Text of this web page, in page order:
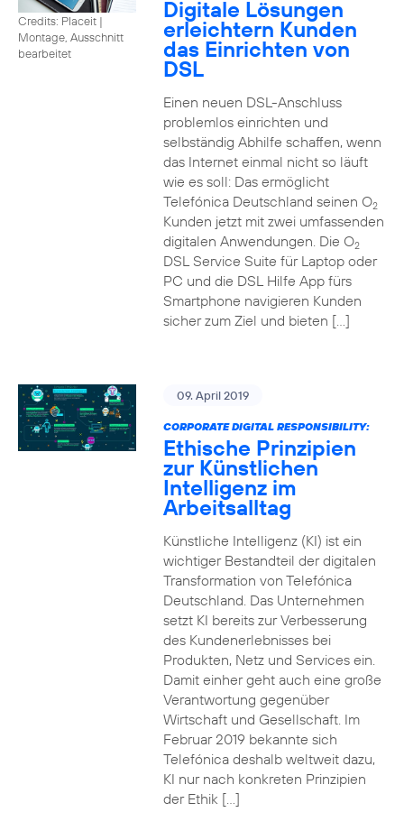
Credits: Placeit |
Montage, Ausschnitt
bearbeitet
Digitale Lösungen
erleichtern Kunden
das Einrichten von
DSL
Einen neuen DSL-Anschluss
problemlos einrichten und
selbständig Abhilfe schaffen, wenn
das Internet einmal nicht so läuft
wie es soll: Das ermöglicht
Telefónica Deutschland seinen O2
Kunden jetzt mit zwei umfassenden
digitalen Anwendungen. Die O2
DSL Service Suite für Laptop oder
PC und die DSL Hilfe App fürs
Smartphone navigieren Kunden
sicher zum Ziel und bieten […]
09. April 2019
CORPORATE DIGITAL RESPONSIBILITY:
Ethische Prinzipien
zur Künstlichen
Intelligenz im
Arbeitsalltag
Künstliche Intelligenz (KI) ist ein
wichtiger Bestandteil der digitalen
Transformation von Telefónica
Deutschland. Das Unternehmen
setzt KI bereits zur Verbesserung
des Kundenerlebnisses bei
Produkten, Netz und Services ein.
Damit einher geht auch eine große
Verantwortung gegenüber
Wirtschaft und Gesellschaft. Im
Februar 2019 bekannte sich
Telefónica deshalb weltweit dazu,
KI nur nach konkreten Prinzipien
der Ethik […]